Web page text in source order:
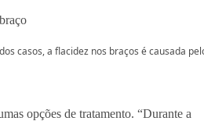
casos, a flacidez nos braços é causada
opções de tratamento. “Durante a